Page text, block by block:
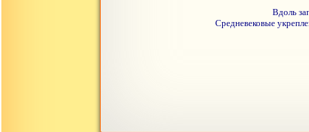
Вдоль
Средневековые